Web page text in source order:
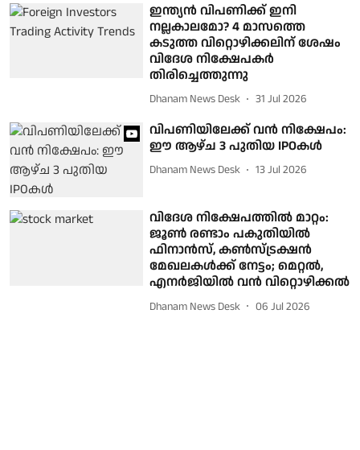
ഇന്ത്യൻ വിപണിക്ക് ഇനി
നല്ലകാലമോ? 4 മാസത്തെ
കടുത്ത വിറ്റൊഴിക്കലിന് ശേഷം
വിദേശ നിക്ഷേപകർ
തിരിച്ചെത്തുന്നു
Dhanam News Desk 31 Jul 2026
വിപണിയിലേക്ക് വൻ നിക്ഷേപം:
ഈ ആഴ്ച 3 പുതിയ IPOകൾ
Dhanam News Desk 13 Jul 2026
വിദേശ നിക്ഷേപത്തിൽ മാറ്റം:
ജൂൺ രണ്ടാം പകുതിയിൽ
ഫിനാൻസ്, കൺസ്ട്രക്ഷൻ
മേഖലകൾക്ക് നേട്ടം; മെറ്റൽ,
എനർജിയിൽ വൻ വിറ്റൊഴിക്കൽ
Dhanam News Desk 06 Jul 2026